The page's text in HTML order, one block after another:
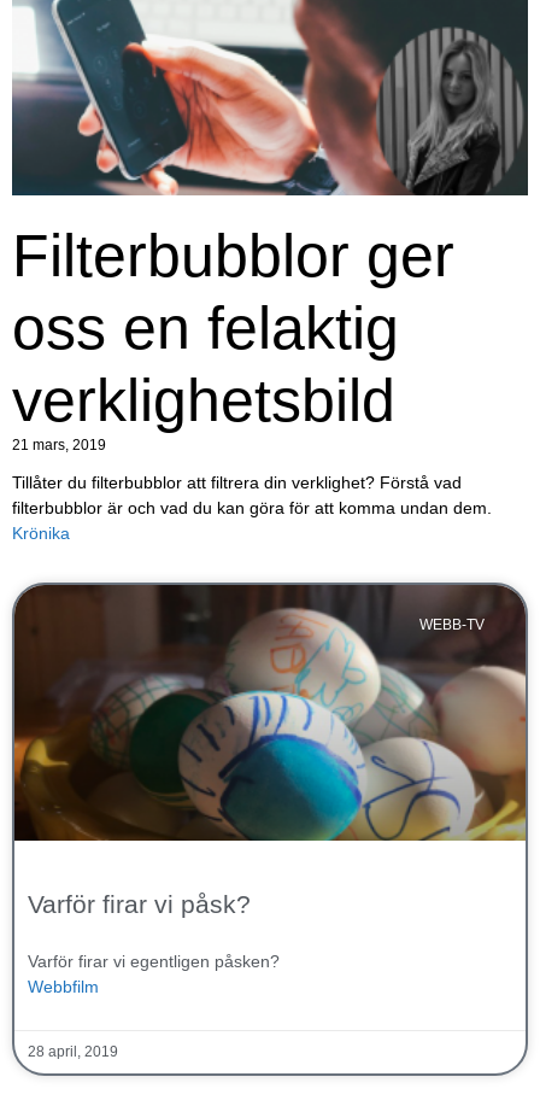
Filterbubblor ger
oss en felaktig
verklighetsbild
21 mars, 2019
Tillåter du filterbubblor att filtrera din verklighet? Förstå vad
filterbubblor är och vad du kan göra för att komma undan dem.
Krönika
WEBB-TV
Varför firar vi påsk?
Varför firar vi egentligen påsken?
Webbfilm
28 april, 2019